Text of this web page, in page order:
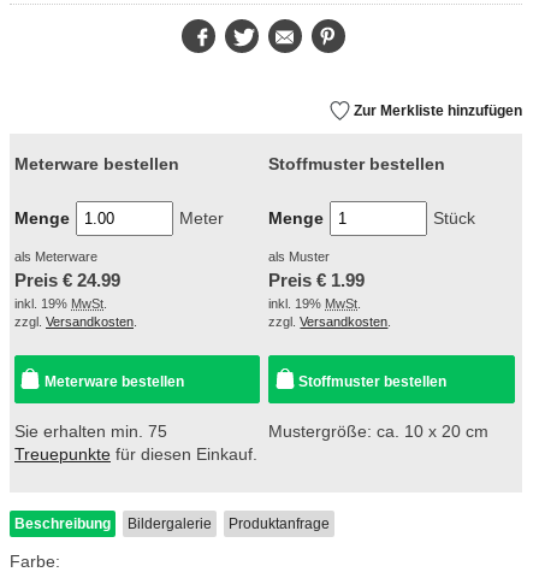
FacebookTwitter E-
Mail
Zur Merkliste hinzufügen
Meterware bestellen
Menge Meter
als Meterware
Preis € 24.99
inkl. 19% MwSt
zzgl. Versandkosten
Meterware bestellen
Sie erhalten min. 75
Treuepunkte für diesen Einkauf.
Stoffmuster bestellen
Menge Stück
als Muster
Preis € 1.99
inkl. 19% MwSt
zzgl.Versandkosten
Stoffmuster bestellen
Mustergröße: ca. 10 x 20 cm
Beschreibung Bildergalerie Produktanfrage
Farbe: